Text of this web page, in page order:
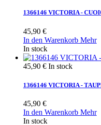
1366146 VICTORIA -
45,90 €
In den Warenkorb Mehr
In stock
45,90 € In stock
1366146 VICTORIA -
45,90 €
In den Warenkorb Mehr
In stock